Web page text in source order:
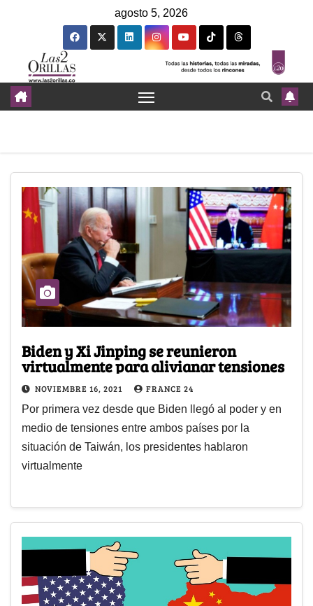
agosto 5, 2026
Biden y Xi Jinping se reunieron
virtualmente para alivianar tensiones
NOVIEMBRE 16, 2021 FRANCE 24
Por primera vez desde que Biden llegó al poder y en
medio de tensiones entre ambos países por la
situación de Taiwán, los presidentes hablaron
virtualmente